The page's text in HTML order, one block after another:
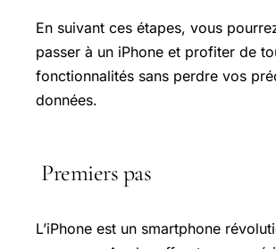
En suivant ces étapes, vous
passer à un iPhone et profiter de
fonctionnalités sans perdre vos
données.
Premiers pas
L’iPhone est un smartphone